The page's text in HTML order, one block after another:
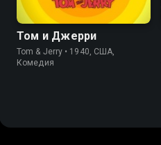
Том и Джерри
Tom & Jerry • 1940, США,
Комедия